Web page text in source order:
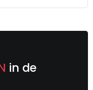
in de